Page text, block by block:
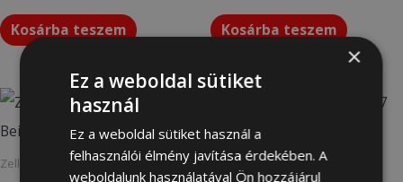
Kosárba teszem Kosárba teszem
Zellia táska Zellia táska
×
Ez a weboldal sütiket
használ
Ez a weboldal sütiket használ a
felhasználói élmény javítása érdekében. A
weboldalunk használatával Ön hozzájárul